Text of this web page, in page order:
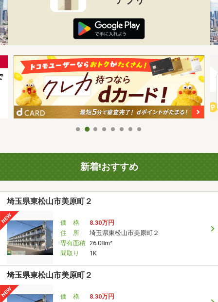
新着!おすすめ
埼玉県東松山市美原町２
価 格
8.30万円
住 所
埼玉県東松山市美原町２
専有面積 26.08m²
間取り
1K
埼玉県東松山市美原町２
価 格
8.30万円